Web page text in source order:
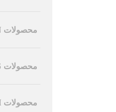
محصولات HEIDENHAIN
محصولات PHILIPS
محصولات MITSUBISHI